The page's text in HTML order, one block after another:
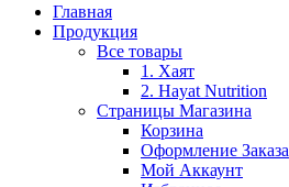
Главная
Продукция
Все товары
1. Хаят
2. Hayat Nutrition
Страницы Магазина
Корзина
Оформление Заказа
Мой Аккаунт